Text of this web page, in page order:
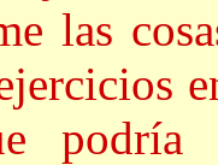
las
podría